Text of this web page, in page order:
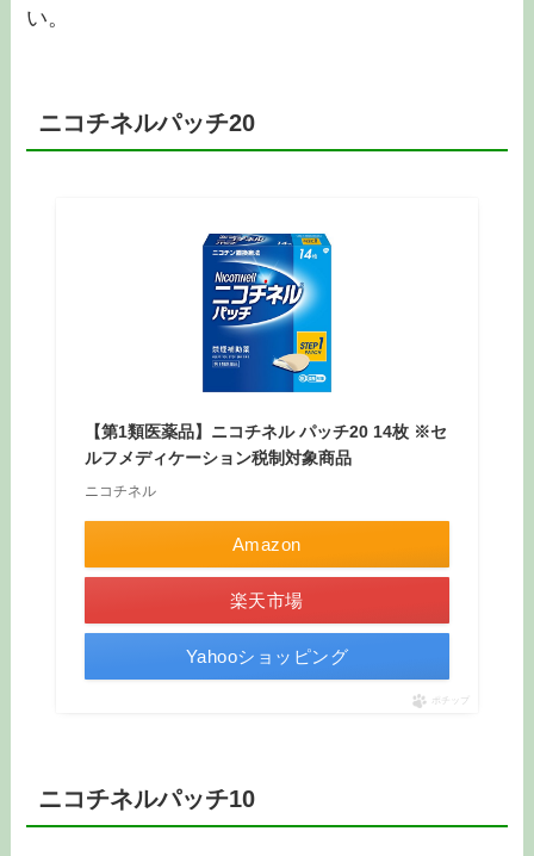
い。
ニコチネルパッチ20
【第1類医薬品】ニコチネル パッチ20 14枚 ※セ
ルフメディケーション税制対象商品
ニコチネル
Amazon
楽天市場
Yahooショッピング
ポチップ
ニコチネルパッチ10